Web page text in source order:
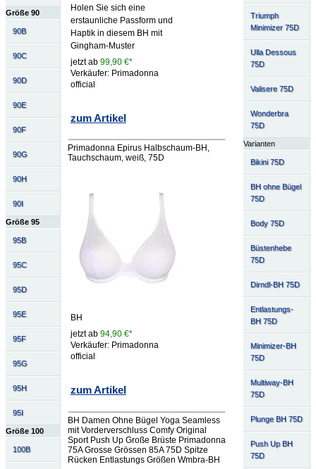
Größe 90
90B
90C
90D
90E
90F
90G
90H
90I
Größe 95
95B
95C
95D
95E
95F
95G
95H
95I
Größe 100
100B
Triumph
Minimizer 75D
Ulla Dessous
75D
Valisere 75D
Wonderbra
75D
Varianten
Bikini 75D
BH ohne Bügel
75D
Body 75D
Büstenhebe
75D
Dirndl-BH 75D
Entlastungs-
BH 75D
Minimizer-BH
75D
Multiway-BH
75D
Plunge BH 75D
Push Up BH
75D
Holen Sie sich eine
erstaunliche Passform und
Haptik in diesem BH mit
Gingham-Muster
jetzt ab 99,90 €*
Verkäufer: Primadonna
official
zum Artikel
Primadonna Epirus Halbschaum-BH,
Tauchschaum, weiß, 75D
BH
jetzt ab 94,90 €*
Verkäufer: Primadonna
official
zum Artikel
BH Damen Ohne Bügel Yoga Seamless
mit Vorderverschluss Comfy Original
Sport Push Up Große Brüste Primadonna
75A Grosse Grössen 85A 75D Spitze
Rücken Entlastungs Größen Wmbra-BH